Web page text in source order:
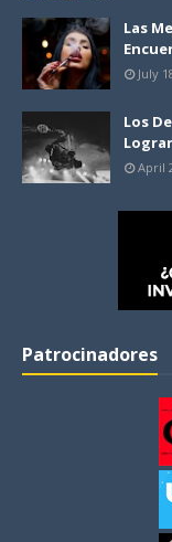
Las
July
Los
April
Patrocinadores